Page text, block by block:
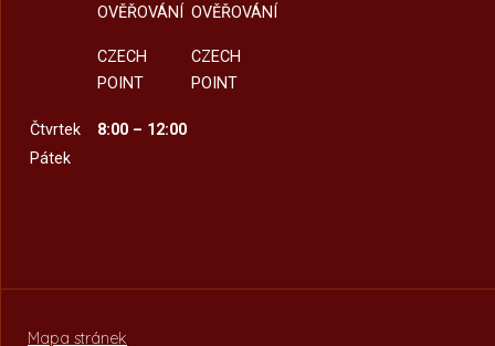
OVĚŘOVÁNÍ
CZECH
POINT
OVĚŘOVÁNÍ
CZECH
POINT
Čtvrtek
8:00 – 12:00
Pátek
Mapa stránek